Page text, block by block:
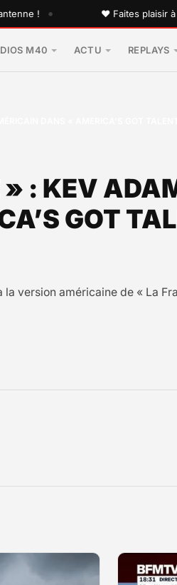
! • ♥ Faites plaisir à vos
M40 ACTU REPLAYS
: KEV
GOT
version américaine de « La